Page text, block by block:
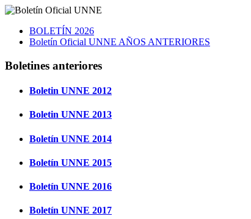
BOLETÍN 2026
Boletín Oficial UNNE AÑOS ANTERIORES
Boletines anteriores
Boletin UNNE 2012
Boletin UNNE 2013
Boletín UNNE 2014
Boletín UNNE 2015
Boletín UNNE 2016
Boletín UNNE 2017